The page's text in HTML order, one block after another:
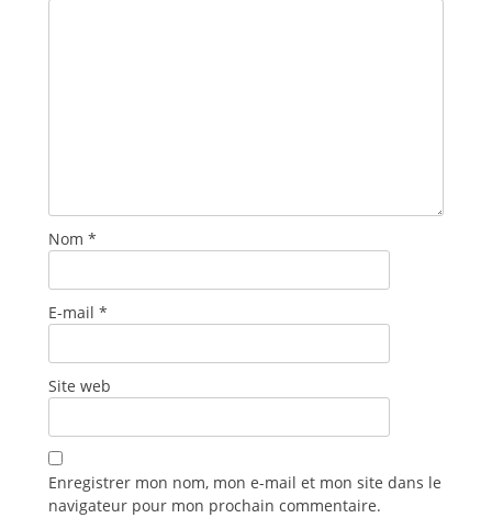
Nom *
E-mail *
Site web
Enregistrer mon nom, mon e-mail et mon site dans le
navigateur pour mon prochain commentaire.